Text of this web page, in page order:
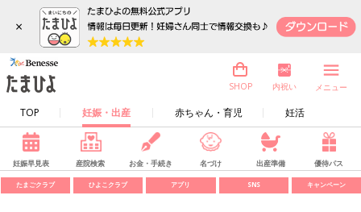
×
TOP 妊娠・出産 赤ちゃん・育児 妊活
SHOP 内祝い メニュー
妊娠早見表 産院検索 お金・手続き 名づけ 出産準備 優待パス
たまごクラブ ひよこクラブ アプリ SNS キャンペーン